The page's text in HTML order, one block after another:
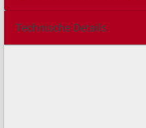
Technische Details